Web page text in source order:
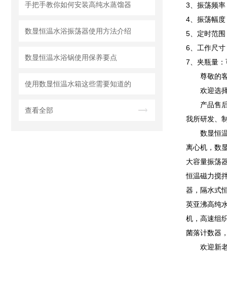
手把手教你如何安装高纯水蒸馏器
数显恒温水浴振荡器使用方法介绍
数显恒温水浴锅使用保养要点
使用数显恒温水箱这些需要知道的
查看全部
3、振荡频
4、振荡幅
5、定时范
6、工作尺
7、夹瓶量
尊敬的
欢迎选
产品售
我所研发、
数显恒
离心机，数
大容量振荡
恒温磁力搅
器，隔水式
英亚沸高纯
机，高速组
菌落计数器
欢迎新